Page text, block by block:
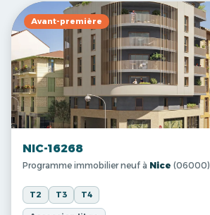
Avant-première
NIC-16268
Programme immobilier neuf à Nice (06000)
T2 T3 T4